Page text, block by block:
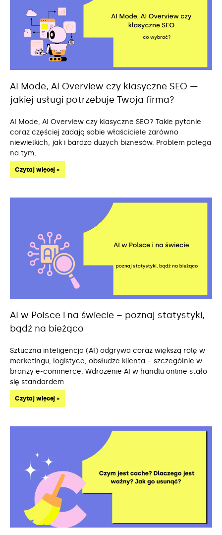
AI Mode, AI Overview czy klasyczne SEO —
jakiej usługi potrzebuje Twoja firma?
AI Mode, AI Overview czy klasyczne SEO? Takie pytanie
coraz częściej zadają sobie właściciele zarówno
niewielkich, jak i bardzo dużych biznesów. Problem polega
na tym,
Czytaj więcej »
AI w Polsce i na świecie – poznaj statystyki,
bądź na bieżąco
Sztuczna inteligencja (AI) odgrywa coraz większą rolę w
marketingu, logistyce, obsłudze klienta – szczególnie w
branży e-commerce. Wdrożenie AI w handlu online stało
się standardem
Czytaj więcej »